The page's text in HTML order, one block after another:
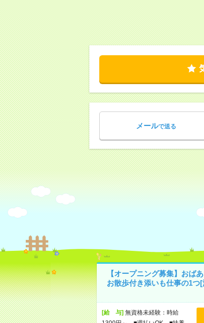
メールで送る
【オープニング募集】おば
お散歩付き添いも仕事の1つ
[給 与]無資格未経験：時給